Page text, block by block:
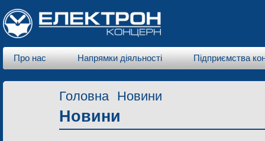
Про нас Напрямки діяльності Підприємства
Головна Новини
Новини